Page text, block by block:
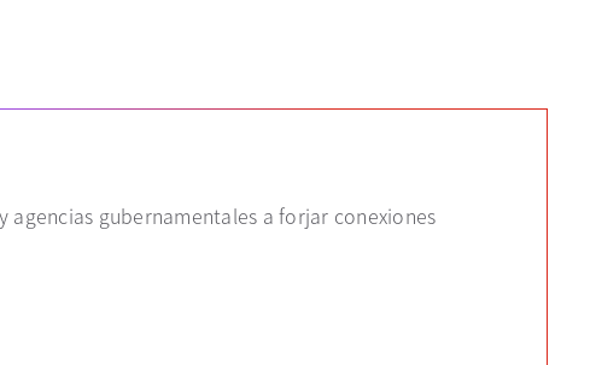
agencias gubernamentales a forjar conexiones